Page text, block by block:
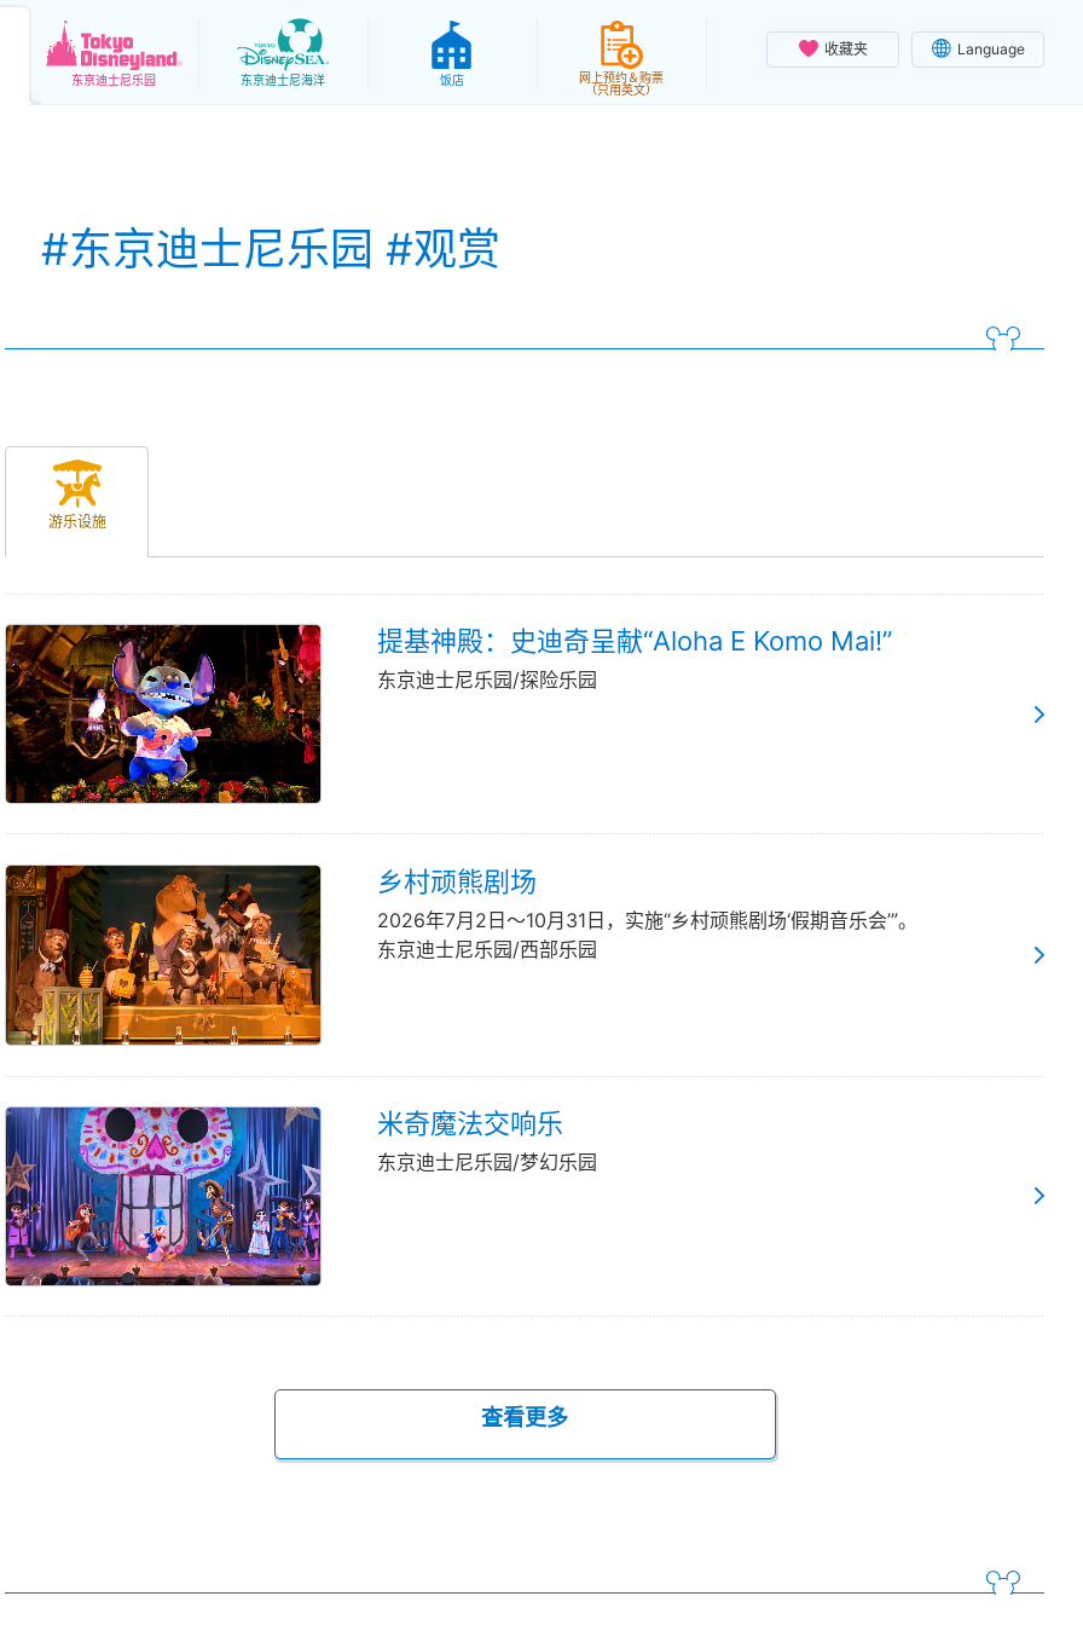
收藏夹 Language
东京迪士尼乐园 东京迪士尼海洋 饭店
网上预约＆购票
（只用英文）
#东京迪士尼乐园 #观赏
游乐设施
提基神殿：史迪奇呈献“Aloha E Komo Mai!”
东京迪士尼乐园/探险乐园
乡村顽熊剧场
2026年7月2日～10月31日，实施“乡村顽熊剧场‘假期音乐会’”。
东京迪士尼乐园/西部乐园
米奇魔法交响乐
东京迪士尼乐园/梦幻乐园
查看更多